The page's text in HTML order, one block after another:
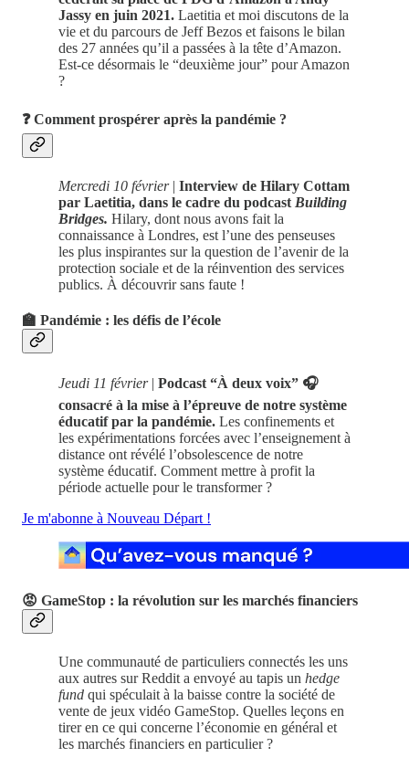
Jassy en juin 2021. Laetitia et moi discutons de la
vie et du parcours de Jeff Bezos et faisons le bilan
des 27 années qu’il a passées à la tête d’Amazon.
Est-ce désormais le “deuxième jour” pour Amazon
?
❓ Comment prospérer après la pandémie ?
Mercredi 10 février| Interview de Hilary Cottam
par Laetitia, dans le cadre du podcast Building
Bridges. Hilary, dont nous avons fait la
connaissance à Londres, est l’une des penseuses
les plus inspirantes sur la question de l’avenir de la
protection sociale et de la réinvention des services
publics. À découvrir sans faute !
🏫 Pandémie : les défis de l’école
Jeudi 11 février| Podcast “À deux voix” 🎧
consacré à la mise à l’épreuve de notre système
éducatif par la pandémie. Les confinements et
les expérimentations forcées avec l’enseignement à
distance ont révélé l’obsolescence de notre
système éducatif. Comment mettre à profit la
période actuelle pour le transformer ?
Je m'abonne à Nouveau Départ !
😡 GameStop : la révolution sur les marchés financiers
Une communauté de particuliers connectés les uns
aux autres sur Reddit a envoyé au tapis un hedge
fund qui spéculait à la baisse contre la société de
vente de jeux vidéo GameStop. Quelles leçons en
tirer en ce qui concerne l’économie en général et
les marchés financiers en particulier ?